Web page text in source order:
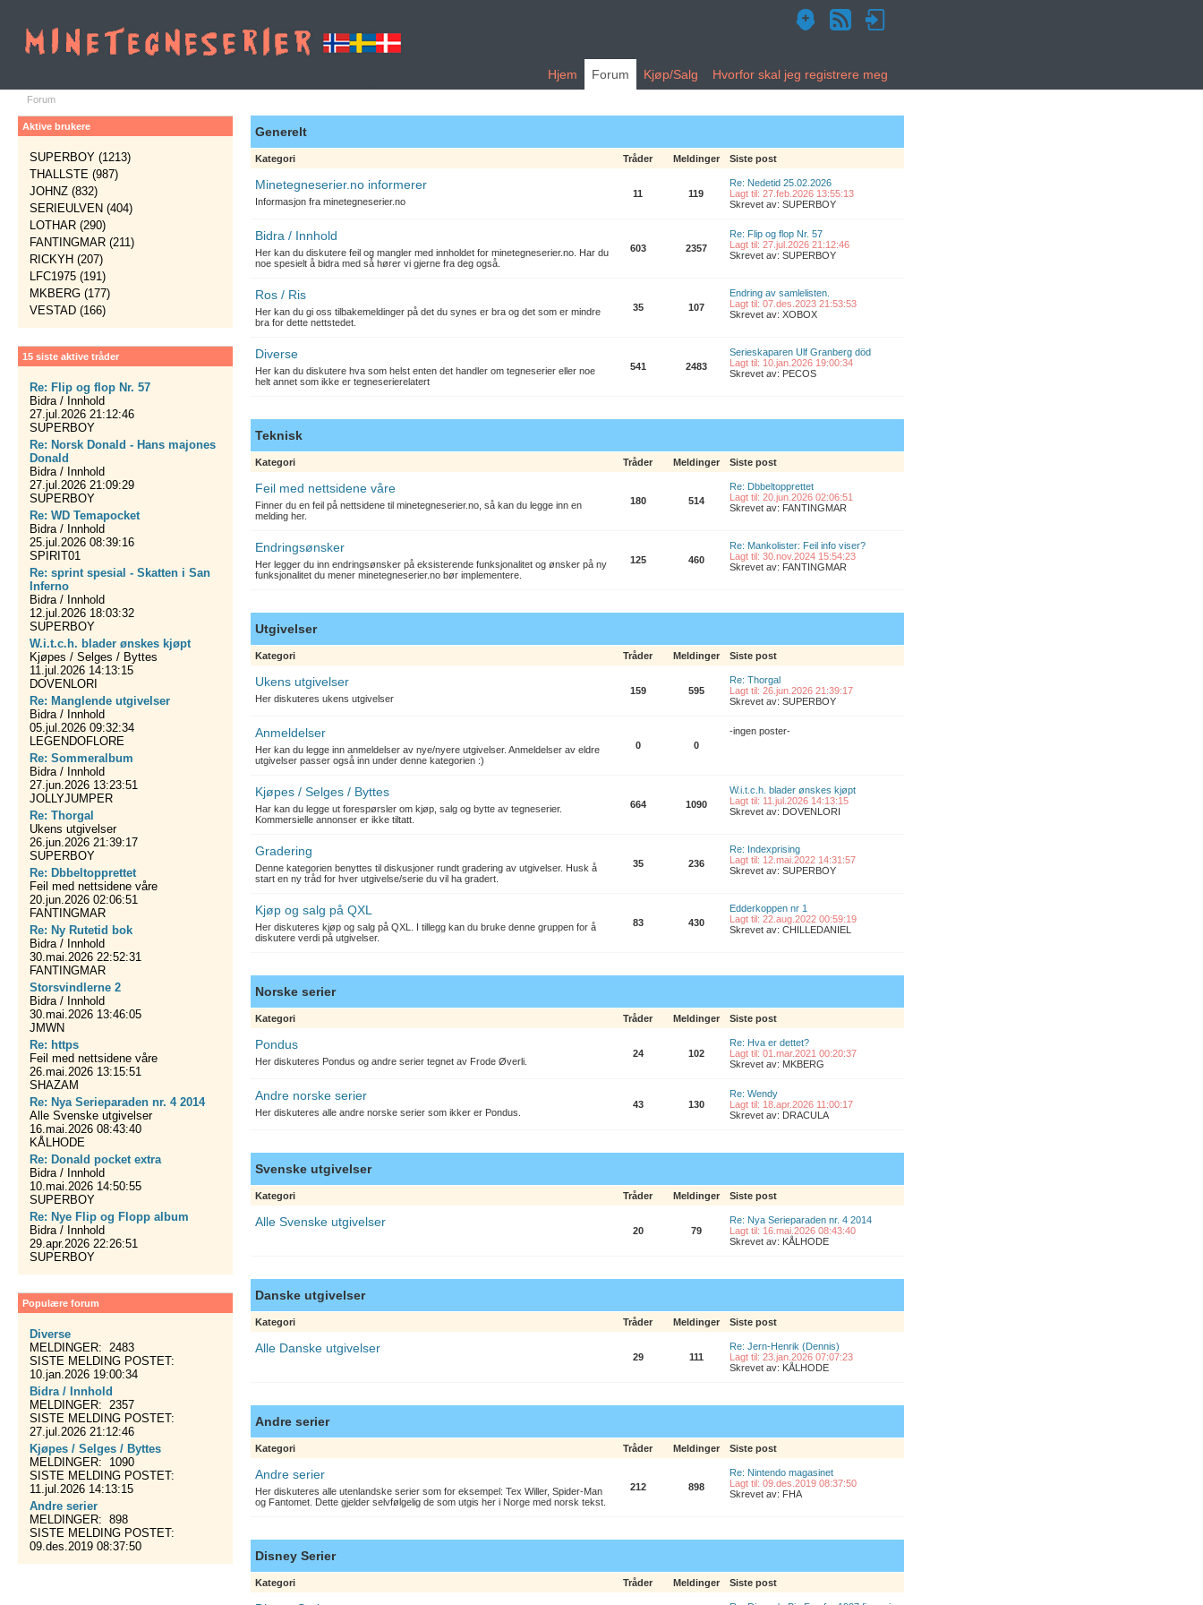
Hjem Forum Kjøp/Salg Hvorfor skal jeg registrere meg
Forum
Aktive brukere
SUPERBOY (1213)
THALLSTE (987)
JOHNZ (832)
SERIEULVEN (404)
LOTHAR (290)
FANTINGMAR (211)
RICKYH (207)
LFC1975 (191)
MKBERG (177)
VESTAD (166)
15 siste aktive tråder
Re: Flip og flop Nr. 57
Bidra / Innhold
27.jul.2026 21:12:46
SUPERBOY
Re: Norsk Donald - Hans majones
Donald
Bidra / Innhold
27.jul.2026 21:09:29
SUPERBOY
Re: WD Temapocket
Bidra / Innhold
25.jul.2026 08:39:16
SPIRIT01
Re: sprint spesial - Skatten i San
Inferno
Bidra / Innhold
12.jul.2026 18:03:32
SUPERBOY
W.i.t.c.h. blader ønskes kjøpt
Kjøpes / Selges / Byttes
11.jul.2026 14:13:15
DOVENLORI
Re: Manglende utgivelser
Bidra / Innhold
05.jul.2026 09:32:34
LEGENDOFLORE
Re: Sommeralbum
Bidra / Innhold
27.jun.2026 13:23:51
JOLLYJUMPER
Re: Thorgal
Ukens utgivelser
26.jun.2026 21:39:17
SUPERBOY
Re: Dbbeltopprettet
Feil med nettsidene våre
20.jun.2026 02:06:51
FANTINGMAR
Re: Ny Rutetid bok
Bidra / Innhold
30.mai.2026 22:52:31
FANTINGMAR
Storsvindlerne 2
Bidra / Innhold
30.mai.2026 13:46:05
JMWN
Re: https
Feil med nettsidene våre
26.mai.2026 13:15:51
SHAZAM
Re: Nya Serieparaden nr. 4 2014
Alle Svenske utgivelser
16.mai.2026 08:43:40
KÅLHODE
Re: Donald pocket extra
Bidra / Innhold
10.mai.2026 14:50:55
SUPERBOY
Re: Nye Flip og Flopp album
Bidra / Innhold
29.apr.2026 22:26:51
SUPERBOY
Populære forum
Diverse
MELDINGER: 2483
SISTE MELDING POSTET:
10.jan.2026 19:00:34
Bidra / Innhold
MELDINGER: 2357
SISTE MELDING POSTET:
27.jul.2026 21:12:46
Kjøpes / Selges / Byttes
MELDINGER: 1090
SISTE MELDING POSTET:
11.jul.2026 14:13:15
Andre serier
MELDINGER: 898
SISTE MELDING POSTET:
09.des.2019 08:37:50
Generelt
Kategori Tråder Meldinger Siste post
Minetegneserier.no informerer
Informasjon fra minetegneserier.no
11 119
Re: Nedetid 25.02.2026
Lagt til: 27.feb.2026 13:55:13
Skrevet av: SUPERBOY
Bidra / Innhold
Her kan du diskutere feil og mangler med innholdet for minetegneserier.no. Har du
noe spesielt å bidra med så hører vi gjerne fra deg også.
603 2357
Re: Flip og flop Nr. 57
Lagt til: 27.jul.2026 21:12:46
Skrevet av: SUPERBOY
Ros / Ris
Her kan du gi oss tilbakemeldinger på det du synes er bra og det som er mindre
bra for dette nettstedet.
35 107
Endring av samlelisten.
Lagt til: 07.des.2023 21:53:53
Skrevet av: XOBOX
Diverse
Her kan du diskutere hva som helst enten det handler om tegneserier eller noe
helt annet som ikke er tegneserierelatert
541 2483
Serieskaparen Ulf Granberg död
Lagt til: 10.jan.2026 19:00:34
Skrevet av: PECOS
Teknisk
Kategori Tråder Meldinger Siste post
Feil med nettsidene våre
Finner du en feil på nettsidene til minetegneserier.no, så kan du legge inn en
melding her.
180 514
Re: Dbbeltopprettet
Lagt til: 20.jun.2026 02:06:51
Skrevet av: FANTINGMAR
Endringsønsker
Her legger du inn endringsønsker på eksisterende funksjonalitet og ønsker på ny
funksjonalitet du mener minetegneserier.no bør implementere.
125 460
Re: Mankolister: Feil info viser?
Lagt til: 30.nov.2024 15:54:23
Skrevet av: FANTINGMAR
Utgivelser
Kategori Tråder Meldinger Siste post
Ukens utgivelser
Her diskuteres ukens utgivelser
159 595
Re: Thorgal
Lagt til: 26.jun.2026 21:39:17
Skrevet av: SUPERBOY
Anmeldelser
Her kan du legge inn anmeldelser av nye/nyere utgivelser. Anmeldelser av eldre
utgivelser passer også inn under denne kategorien :)
0 0
-ingen poster-
Kjøpes / Selges / Byttes
Har kan du legge ut forespørsler om kjøp, salg og bytte av tegneserier.
Kommersielle annonser er ikke tiltatt.
664 1090
W.i.t.c.h. blader ønskes kjøpt
Lagt til: 11.jul.2026 14:13:15
Skrevet av: DOVENLORI
Gradering
Denne kategorien benyttes til diskusjoner rundt gradering av utgivelser. Husk å
start en ny tråd for hver utgivelse/serie du vil ha gradert.
35 236
Re: Indexprising
Lagt til: 12.mai.2022 14:31:57
Skrevet av: SUPERBOY
Kjøp og salg på QXL
Her diskuteres kjøp og salg på QXL. I tillegg kan du bruke denne gruppen for å
diskutere verdi på utgivelser.
83 430
Edderkoppen nr 1
Lagt til: 22.aug.2022 00:59:19
Skrevet av: CHILLEDANIEL
Norske serier
Kategori Tråder Meldinger Siste post
Pondus
Her diskuteres Pondus og andre serier tegnet av Frode Øverli.
24 102
Re: Hva er dettet?
Lagt til: 01.mar.2021 00:20:37
Skrevet av: MKBERG
Andre norske serier
Her diskuteres alle andre norske serier som ikker er Pondus.
43 130
Re: Wendy
Lagt til: 18.apr.2026 11:00:17
Skrevet av: DRACULA
Svenske utgivelser
Kategori Tråder Meldinger Siste post
Alle Svenske utgivelser
20 79
Re: Nya Serieparaden nr. 4 2014
Lagt til: 16.mai.2026 08:43:40
Skrevet av: KÅLHODE
Danske utgivelser
Kategori Tråder Meldinger Siste post
Alle Danske utgivelser
29 111
Re: Jern-Henrik (Dennis)
Lagt til: 23.jan.2026 07:07:23
Skrevet av: KÅLHODE
Andre serier
Kategori Tråder Meldinger Siste post
Andre serier
Her diskuteres alle utenlandske serier som for eksempel: Tex Willer, Spider-Man
og Fantomet. Dette gjelder selvfølgelig de som utgis her i Norge med norsk tekst.
212 898
Re: Nintendo magasinet
Lagt til: 09.des.2019 08:37:50
Skrevet av: FHA
Disney Serier
Kategori Tråder Meldinger Siste post